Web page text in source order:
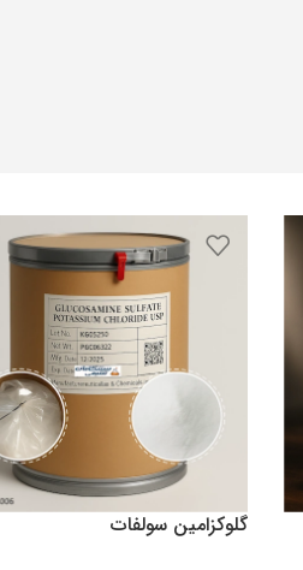
گلوکزامین سولفات